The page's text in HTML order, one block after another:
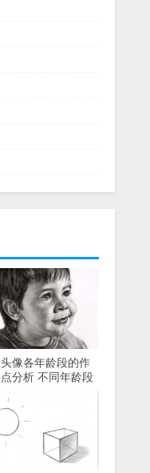
像各年龄段的作
分析 不同年龄段
具体解析